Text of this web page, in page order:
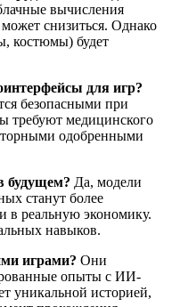
вычисления
снизиться. Однако
костюмы) будет
для игр?
безопасными при
требуют медицинского
одобренными
будущем? Да, модели
станут более
в реальную экономику.
навыков.
играми? Они
опыты с ИИ-
уникальной историей,